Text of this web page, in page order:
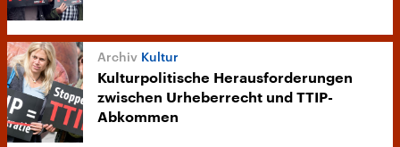
Kultur
Kulturpolitische Herausforderungen
zwischen Urheberrecht und TTIP-
Abkommen